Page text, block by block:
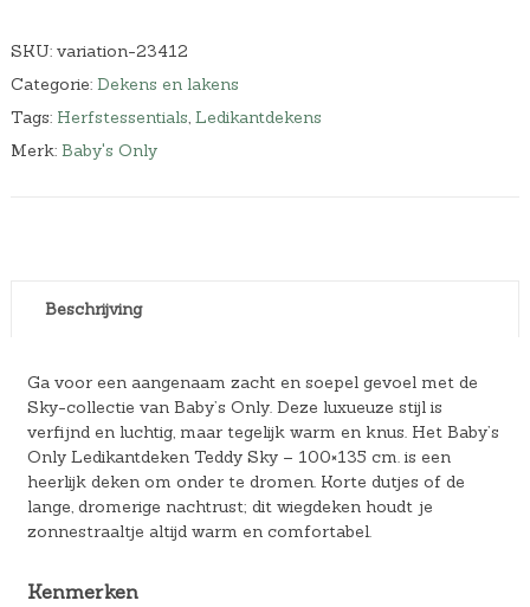
SKU: variation-23412
Categorie: Dekens en lakens
Tags: Herfstessentials, Ledikantdekens
Merk: Baby's Only
Beschrijving
Ga voor een aangenaam zacht en soepel gevoel met de
Sky-collectie van Baby’s Only. Deze luxueuze stijl is
verfijnd en luchtig, maar tegelijk warm en knus. Het Baby’s
Only Ledikantdeken Teddy Sky – 100×135 cm. is een
heerlijk deken om onder te dromen. Korte dutjes of de
lange, dromerige nachtrust; dit wiegdeken houdt je
zonnestraaltje altijd warm en comfortabel.
Kenmerken